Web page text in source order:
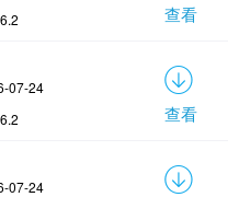
查看
07-24
查看
07-24